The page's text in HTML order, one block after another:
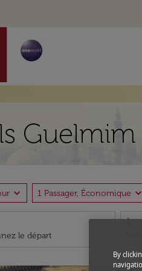
Guelmim
expand_more 1 Passager, Économique expand_more
By